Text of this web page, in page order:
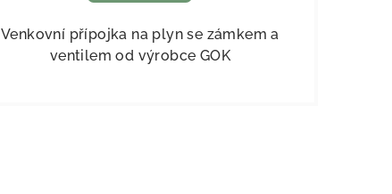
Venkovní přípojka na plyn se zámkem a
ventilem od výrobce GOK